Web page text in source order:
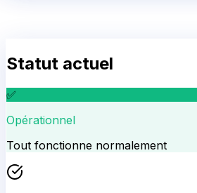
Statut actuel
✅
Opérationnel
Tout fonctionne normalement